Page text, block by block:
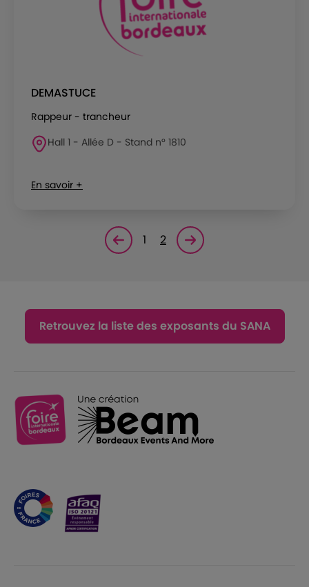
DEMASTUCE
Rappeur - trancheur
Hall 1 - Allée D - Stand n° 1810
En savoir +
Page précédente
1 2 Page suivante<
Retrouvez la liste des exposants du SANA